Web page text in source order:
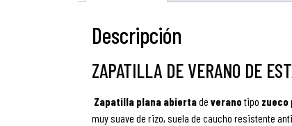
Descripción
ZAPATILLA DE VERANO DE
Zapatilla plana abiertade verano tipo zueco
muy suave de rizo, suela de caucho resistente